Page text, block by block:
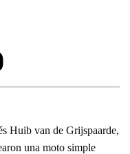
Huib van de Grijspaarde,
una moto simple